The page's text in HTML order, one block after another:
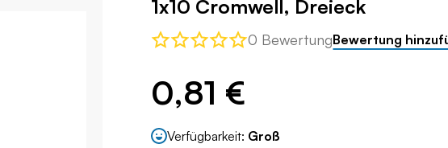
1x10 Cromwell, Dreieck
0 BewertungBewertung
0,81 €
Verfügbarkeit: Groß